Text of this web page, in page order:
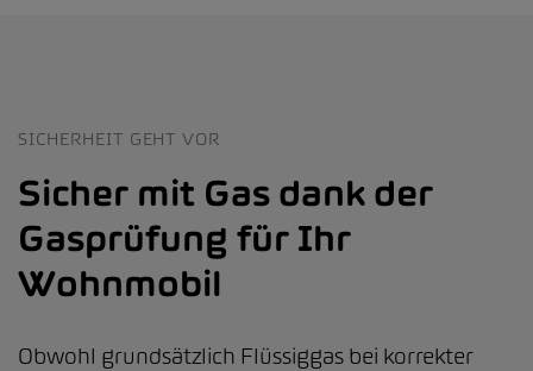
SICHERHEIT GEHT VOR
Sicher mit Gas dank der
Gasprüfung für Ihr
Wohnmobil
Obwohl grundsätzlich Flüssiggas bei korrekter